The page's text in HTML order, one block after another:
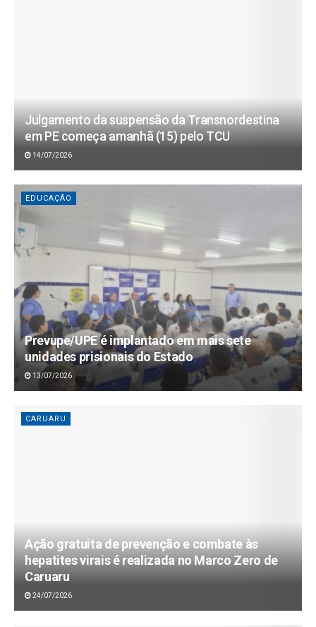
Julgamento da suspensão da Transnordestina
em PE começa amanhã (15) pelo TCU
14/07/2026
EDUCAÇÃO
Prevupe/UPE é implantado em mais sete
unidades prisionais do Estado
13/07/2026
CARUARU
Ação gratuita de prevenção e combate às
hepatites virais é realizada no Marco Zero de
Caruaru
24/07/2026